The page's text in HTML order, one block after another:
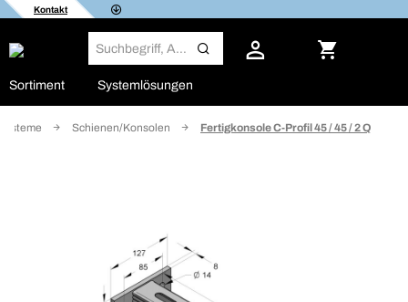
Kontakt
Sortiment Systemlösungen
Schienen/Konsolen Fertigkonsole C-Profil 45 / 45 / 2 Q